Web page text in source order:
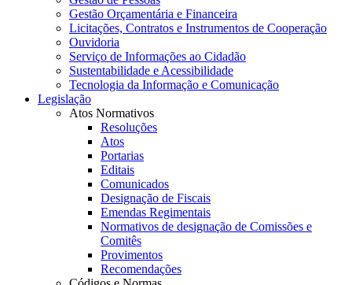
Gestão Orçamentária e Financeira
Licitações, Contratos e Instrumentos de Cooperação
Ouvidoria
Serviço de Informações ao Cidadão
Sustentabilidade e Acessibilidade
Tecnologia da Informação e Comunicação
Legislação
Atos Normativos
Resoluções
Atos
Portarias
Editais
Comunicados
Designação de Fiscais
Emendas Regimentais
Normativos de designação de Comissões e
Comitês
Provimentos
Recomendações